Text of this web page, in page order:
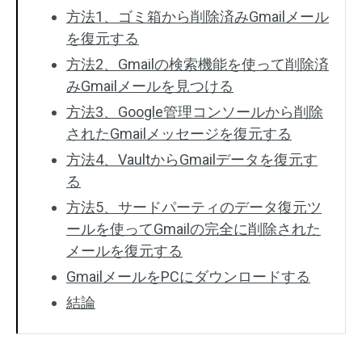
方法1、ゴミ箱から削除済みGmailメール
を復元する
方法2、Gmailの検索機能を使って削除済
みGmailメールを見つける
方法3、Google管理コンソールから削除
されたGmailメッセージを復元する
方法4、VaultからGmailデータを復元す
る
方法5、サードパーティのデータ復元ツ
ールを使ってGmailの完全に削除された
メールを復元する
GmailメールをPCにダウンロードする
結論